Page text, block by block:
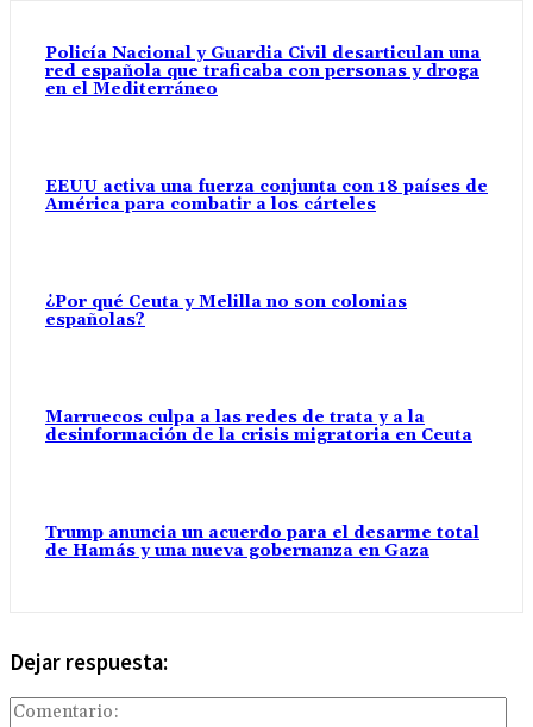
Policía Nacional y Guardia Civil desarticulan una
red española que traficaba con personas y droga
en el Mediterráneo
EEUU activa una fuerza conjunta con 18 países de
América para combatir a los cárteles
¿Por qué Ceuta y Melilla no son colonias
españolas?
Marruecos culpa a las redes de trata y a la
desinformación de la crisis migratoria en Ceuta
Trump anuncia un acuerdo para el desarme total
de Hamás y una nueva gobernanza en Gaza
Dejar respuesta: